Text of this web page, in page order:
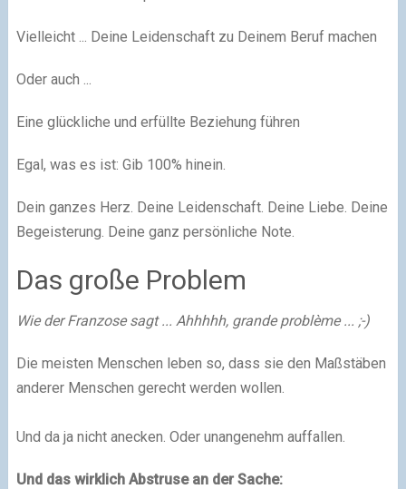
Vielleicht ... Deine Leidenschaft zu Deinem Beruf machen
Oder auch ...
Eine glückliche und erfüllte Beziehung führen
Egal, was es ist: Gib 100% hinein.​
Dein ganzes Herz. Deine Leidenschaft. Deine Liebe. Deine
Begeisterung. Deine ganz persönliche Note.​
Das große Problem
Wie der Franzose sagt ... Ahhhhh, grande problème ... ;-)
Die meisten Menschen leben so, dass sie den Maßstäben
anderer Menschen gerecht werden wollen.
Und da ja nicht anecken. Oder unangenehm auffallen.​
Und das wirklich Abstruse an der Sache: